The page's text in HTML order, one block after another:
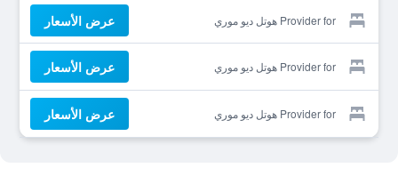
Provider for هوتل ديو موري عرض الأسعار
Provider for هوتل ديو موري عرض الأسعار
Provider for هوتل ديو موري عرض الأسعار